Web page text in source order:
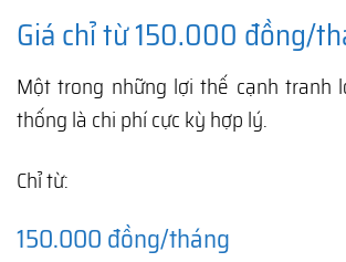
Giá chỉ từ 150.000 đồng/
Một trong những lợi thế cạnh tranh
thống là chi phí cực kỳ hợp lý.
Chỉ từ:
150.000 đồng/tháng